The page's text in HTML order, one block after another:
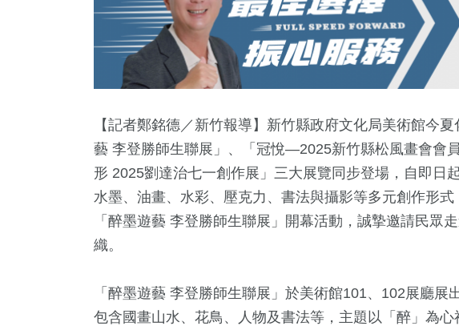
【記者鄭銘德／新竹報導】新竹縣政府文化局美術館今
藝 李登勝師生聯展」、「冠悅—2025新竹縣松風畫會會
形 2025劉達治七一創作展」三大展覽同步登場，自即日
水墨、油畫、水彩、壓克力、書法與攝影等多元創作形
「醉墨遊藝 李登勝師生聯展」開幕活動，誠摯邀請民眾
織。
「醉墨遊藝 李登勝師生聯展」於美術館101、102展廳展
包含國畫山水、花鳥、人物及書法等，主題以「醉」為心
兩岸佛教文化交
7+
演唱會
42+
兩岸
9+
2024總統大選